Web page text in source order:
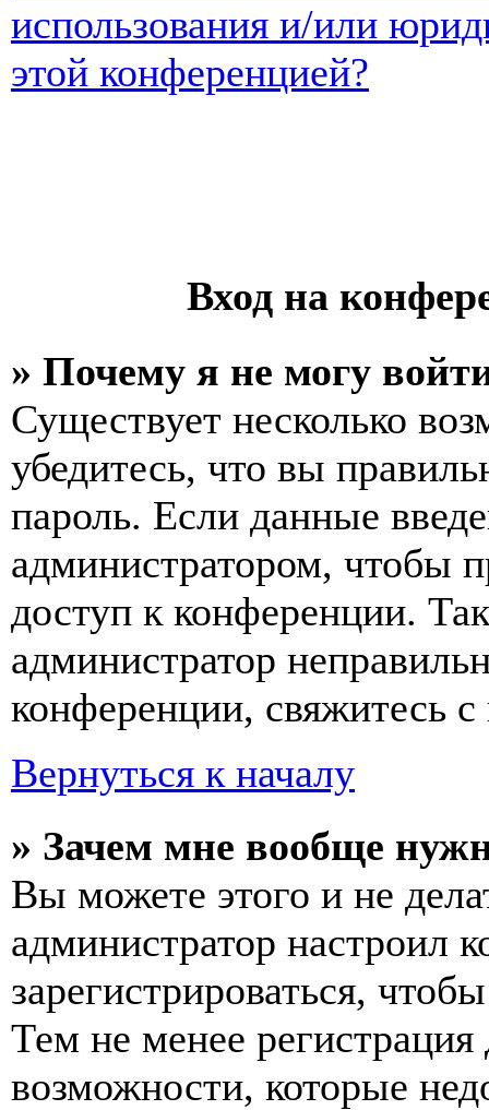
использования и/или
этой конференцией?
Вход на
» Почему я не могу
Существует несколько
убедитесь, что вы
пароль. Если данные
администратором, чтобы
доступ к конференции.
администратор
конференции, свяжитесь
Вернуться к началу
» Зачем мне вообще
Вы можете этого и не
администратор
зарегистрироваться,
Тем не менее
возможности, которые